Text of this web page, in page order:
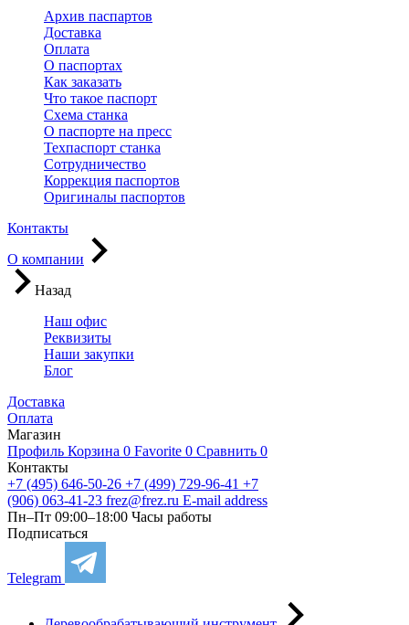
Архив паспартов
Доставка
Оплата
О паспортах
Как заказать
Что такое паспорт
Схема станка
О паспорте на пресс
Техпаспорт станка
Сотрудничество
Коррекция паспортов
Оригиналы паспортов
Контакты
О компании
Назад
Наш офис
Реквизиты
Наши закупки
Блог
Доставка
Оплата
Магазин
Профиль Корзина 0 Favorite 0 Сравнить 0
Контакты
+7 (495) 646-50-26 +7 (499) 729-96-41 +7
(906) 063-41-23 frez@frez.ru E-mail address
Пн–Пт 09:00–18:00 Часы работы
Подписаться
Telegram